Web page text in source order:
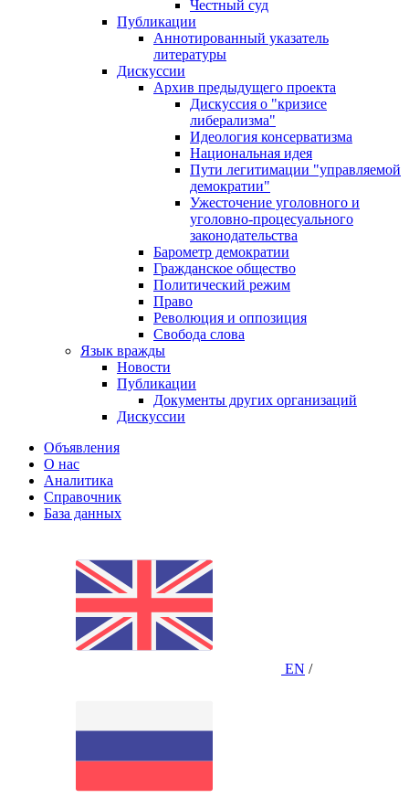
Честный суд
Публикации
Аннотированный указатель
литературы
Дискуссии
Архив предыдущего проекта
Дискуссия о "кризисе
либерализма"
Идеология консерватизма
Национальная идея
Пути легитимации "управляемой
демократии"
Ужесточение уголовного и
уголовно-процесуального
законодательства
Барометр демократии
Гражданское общество
Политический режим
Право
Революция и оппозиция
Свобода слова
Язык вражды
Новости
Публикации
Документы других организаций
Дискуссии
Объявления
О нас
Аналитика
Справочник
База данных
EN /